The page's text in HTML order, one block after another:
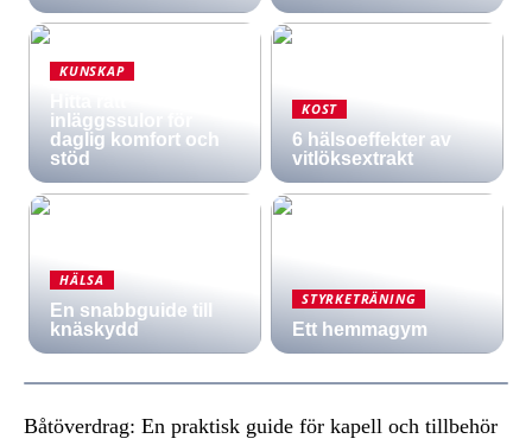
KUNSKAP
Hitta rätt
inläggssulor för
daglig komfort och
stöd
KOST
6 hälsoeffekter av
vitlöksextrakt
HÄLSA
En snabbguide till
knäskydd
STYRKETRÄNING
Ett hemmagym
Båtöverdrag: En praktisk guide för kapell och tillbehör